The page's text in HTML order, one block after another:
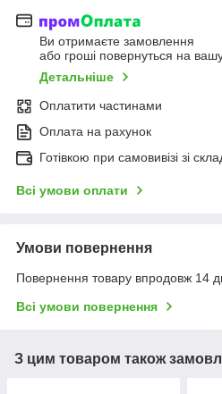
Ви отримаєте замовлення
або гроші повернуться на
Детальніше
Оплатити частинами
Оплата на рахунок
Готівкою при самовивізі зі
Всі умови оплати
Умови повернення
Повернення товару впродовж 14
Всі умови повернення
З цим товаром також